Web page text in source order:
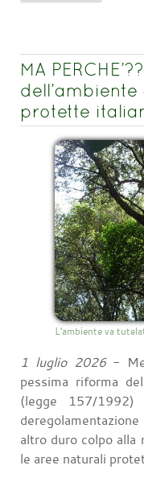
MA
protette
L'ambiente va
1 luglio 2026-
pessima riforma
(legge 157/
altro duro colpo alla
le aree naturali